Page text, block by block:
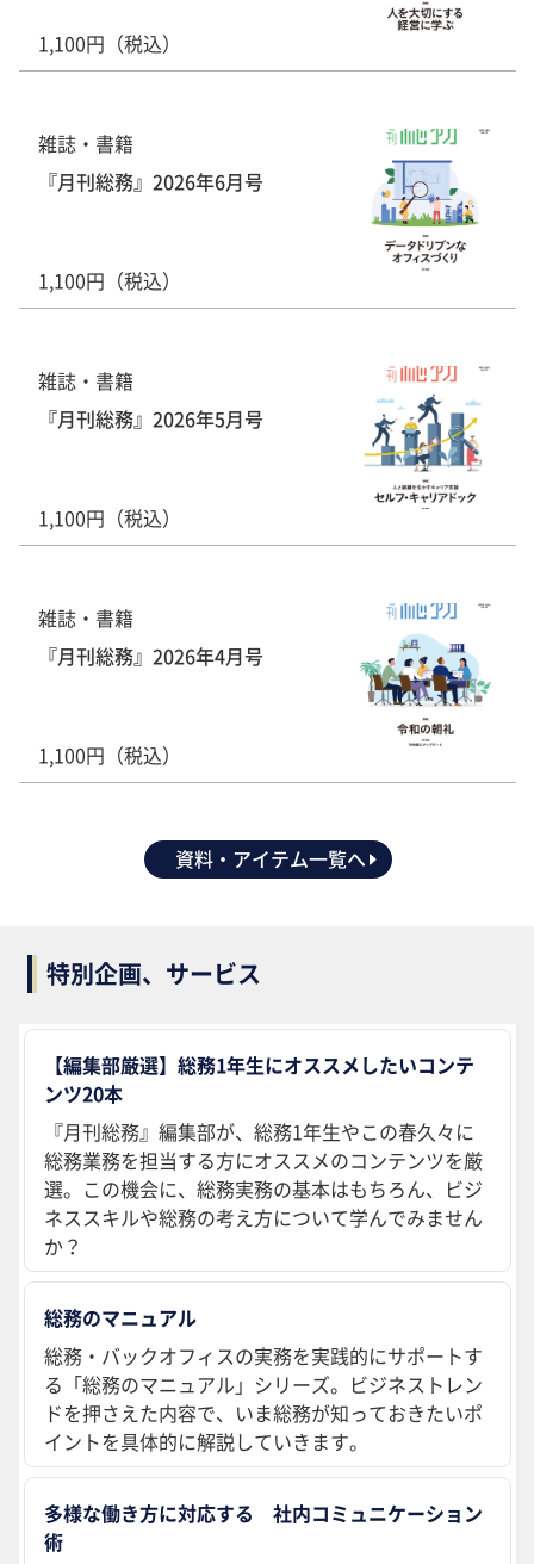
1,100円（税込）
雑誌・書籍
『月刊総務』2026年6月号
1,100円（税込）
雑誌・書籍
『月刊総務』2026年5月号
1,100円（税込）
雑誌・書籍
『月刊総務』2026年4月号
1,100円（税込）
資料・アイテム一覧へ
特別企画、サービス
【編集部厳選】総務1年生にオススメしたいコンテ
ンツ20本
『月刊総務』編集部が、総務1年生やこの春久々に
総務業務を担当する方にオススメのコンテンツを厳
選。この機会に、総務実務の基本はもちろん、ビジ
ネススキルや総務の考え方について学んでみません
か？
総務のマニュアル
総務・バックオフィスの実務を実践的にサポートす
る「総務のマニュアル」シリーズ。ビジネストレン
ドを押さえた内容で、いま総務が知っておきたいポ
イントを具体的に解説していきます。
多様な働き方に対応する 社内コミュニケーション
術